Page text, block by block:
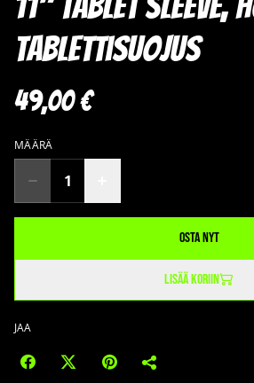
tablettisuojus
49,00 €
MÄÄRÄ
Osta nyt
Lisää koriin
JAA